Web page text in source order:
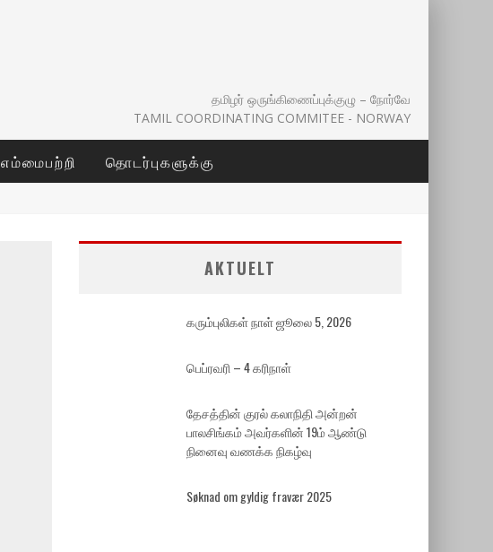
தமிழர் ஒருங்கிணைப்புக்குழு – நோர்வே
TAMIL COORDINATING COMMITEE - NORWAY
எம்மைபற்றி தொடர்புகளுக்கு
AKTUELT
கரும்புலிகள் நாள் ஜூலை 5, 2026
பெப்ரவரி – 4 கரிநாள்
தேசத்தின் குரல் கலாநிதி அன்றன்
பாலசிங்கம் அவர்களின் 19ம் ஆண்டு
நினைவு வணக்க நிகழ்வு
Søknad om gyldig fravær 2025